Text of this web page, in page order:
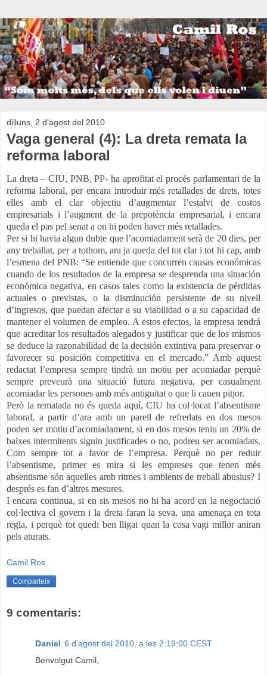
dilluns, 2 d’agost del 2010
Vaga general (4): La dreta remata la
reforma laboral
La dreta – CIU, PNB, PP- ha aprofitat el procés parlamentari de la
reforma laboral, per encara introduir més retallades de drets, totes
elles amb el clar objectiu d’augmentar l’estalvi de costos
empresarials i l’augment de la prepotència empresarial, i encara
queda el pas pel senat a on hi poden haver més retallades.
Per si hi havia algun dubte que l’acomiadament serà de 20 dies, per
any treballat, per a tothom, ara ja queda del tot clar i tot hi cap, amb
l’esmena del PNB: “Se entiende que concurren causas económicas
cuando de los resultados de la empresa se desprenda una situación
económica negativa, en casos tales como la existencia de pérdidas
actuales o previstas, o la disminución persistente de su nivell
d’ingresos, que puedan afectar a su viabilidad o a su capacidad de
mantener el volumen de empleo. A estos efectos, la empresa tendrá
que acreditar los resultados alegados y justificar que de los mismos
se deduce la razonabilidad de la decisión extintiva para preservar o
favorecer su posición competitiva en el mercado.” Amb aquest
redactat l’empresa sempre tindrà un motiu per acomiadar perquè
sempre preveurà una situació futura negativa, per casualment
acomiadar les persones amb més antiguitat o que li cauen pitjor.
Però la rematada no és queda aquí, CIU ha col·locat l’absentisme
laboral, a partir d’ara amb un parell de refredats en dos mesos
poden ser motiu d’acomiadament, si en dos mesos teniu un 20% de
baixes intermitents siguin justificades o no, podreu ser acomiadats.
Com sempre tot a favor de l’empresa. Perquè no per reduir
l’absentisme, primer es mira si les empreses que tenen més
absentisme són aquelles amb ritmes i ambients de treball abusius? I
després es fan d’altres mesures.
I encara continua, si en sis mesos no hi ha acord en la negociació
col·lectiva el govern i la dreta faran la seva, una amenaça en tota
regla, i perquè tot quedi ben lligat quan la cosa vagi millor aniran
pels aturats.
Camil Ros
Comparteix
9 comentaris:
Daniel 6 d’agost del 2010, a les 2:19:00 CEST
Benvolgut Camil,